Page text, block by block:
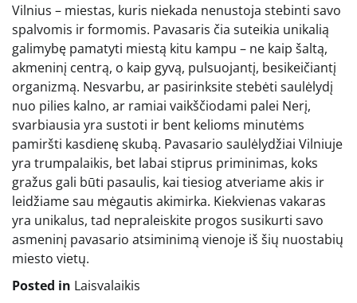
Vilnius – miestas, kuris niekada nenustoja stebinti savo
spalvomis ir formomis. Pavasaris čia suteikia unikalią
galimybę pamatyti miestą kitu kampu – ne kaip šaltą,
akmeninį centrą, o kaip gyvą, pulsuojantį, besikeičiantį
organizmą. Nesvarbu, ar pasirinksite stebėti saulėlydį
nuo pilies kalno, ar ramiai vaikščiodami palei Nerį,
svarbiausia yra sustoti ir bent kelioms minutėms
pamiršti kasdienę skubą. Pavasario saulėlydžiai Vilniuje
yra trumpalaikis, bet labai stiprus priminimas, koks
gražus gali būti pasaulis, kai tiesiog atveriame akis ir
leidžiame sau mėgautis akimirka. Kiekvienas vakaras
yra unikalus, tad nepraleiskite progos susikurti savo
asmeninį pavasario atsiminimą vienoje iš šių nuostabių
miesto vietų.
Posted in Laisvalaikis